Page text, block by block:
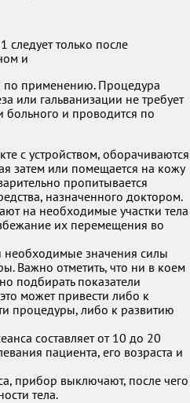
следует только после
и
по применению. Процедура
или гальванизации не требует
больного и проводится по
с устройством, оборачиваются
затем или помещается на кожу
пропитывается
назначенного доктором.
на необходимые участки тела
их перемещения во
необходимые значения силы
Важно отметить, что ни в коем
подбирать показатели
может привести либо к
процедуры, либо к развитию
составляет от 10 до 20
пациента, его возраста и
прибор выключают, после чего
тела.